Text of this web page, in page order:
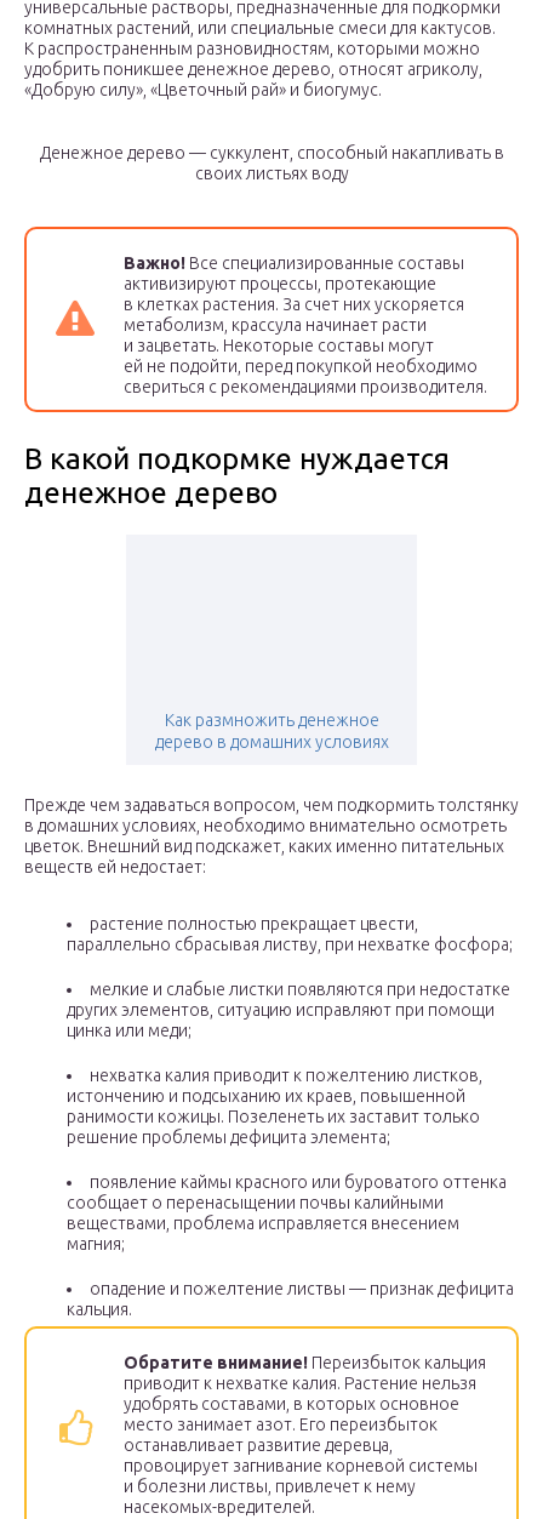
универсальные растворы, предназначенные для подкормки
комнатных растений, или специальные смеси для кактусов.
К распространенным разновидностям, которыми можно
удобрить поникшее денежное дерево, относят агриколу,
«Добрую силу», «Цветочный рай» и биогумус.
Денежное дерево — суккулент, способный накапливать в
своих листьях воду
Важно! Все специализированные составы
активизируют процессы, протекающие
в клетках растения. За счет них ускоряется
метаболизм, крассула начинает расти
и зацветать. Некоторые составы могут
ей не подойти, перед покупкой необходимо
свериться с рекомендациями производителя.
В какой подкормке нуждается
денежное дерево
Как размножить денежное
дерево в домашних условиях
Прежде чем задаваться вопросом, чем подкормить толстянку
в домашних условиях, необходимо внимательно осмотреть
цветок. Внешний вид подскажет, каких именно питательных
веществ ей недостает:
растение полностью прекращает цвести,
параллельно сбрасывая листву, при нехватке фосфора;
мелкие и слабые листки появляются при недостатке
других элементов, ситуацию исправляют при помощи
цинка или меди;
нехватка калия приводит к пожелтению листков,
истончению и подсыханию их краев, повышенной
ранимости кожицы. Позеленеть их заставит только
решение проблемы дефицита элемента;
появление каймы красного или буроватого оттенка
сообщает о перенасыщении почвы калийными
веществами, проблема исправляется внесением
магния;
опадение и пожелтение листвы — признак дефицита
кальция.
Обратите внимание! Переизбыток кальция
приводит к нехватке калия. Растение нельзя
удобрять составами, в которых основное
место занимает азот. Его переизбыток
останавливает развитие деревца,
провоцирует загнивание корневой системы
и болезни листвы, привлечет к нему
насекомых-вредителей.